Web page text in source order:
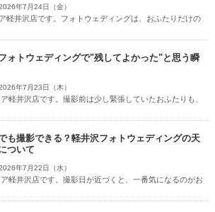
年7月24日（金）
軽井沢店です。フォトウェディングは、おふたりだけの
ォトウェディングで"残してよかった"と思う瞬
年7月23日（木）
軽井沢店です。撮影前は少し緊張していたおふたりも、
も撮影できる？軽井沢フォトウェディングの天
ついて
年7月22日（水）
軽井沢店です。撮影日が近づくと、一番気になるのがお